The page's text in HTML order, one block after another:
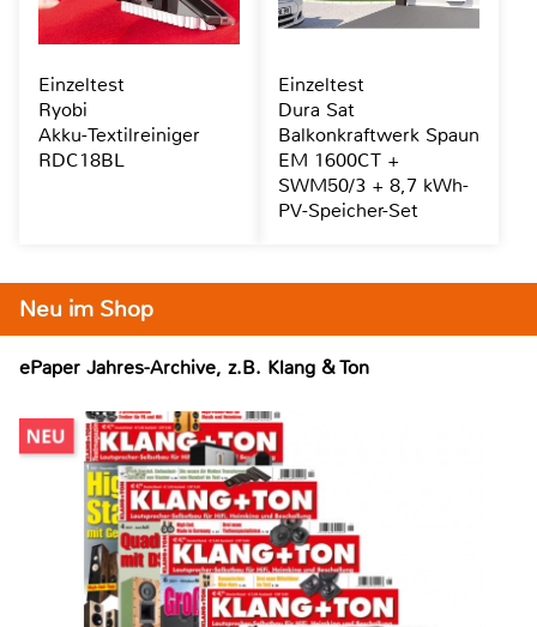
Neu im Shop
ePaper Jahres-Archive, z.B. Klang & Ton
Einzeltest
Ryobi
Akku-Textilreiniger
RDC18BL
Einzeltest
Dura Sat
Balkonkraftwerk Spaun
EM 1600CT +
SWM50/3 + 8,7 kWh-
PV-Speicher-Set